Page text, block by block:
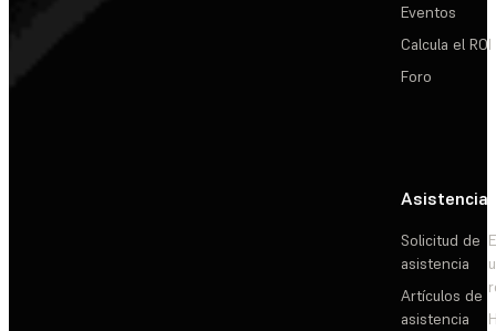
Eventos
Calcula el ROI
Foro
Asistencia
Solicitud de
asistencia
Artículos de
asistencia